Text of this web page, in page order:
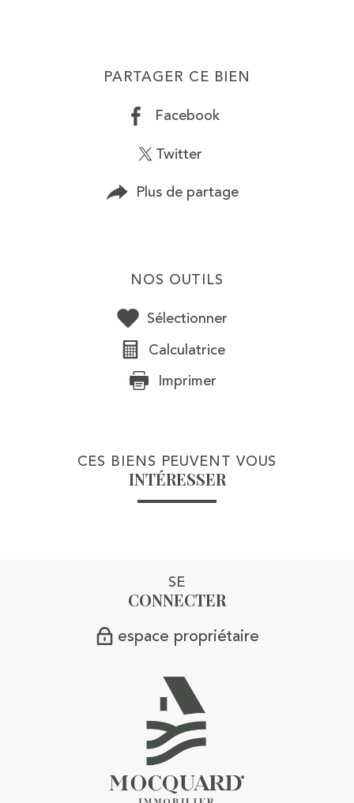
PARTAGER CE BIEN
Facebook
Twitter
Plus de partage
NOS OUTILS
Sélectionner
Calculatrice
Imprimer
CES BIENS PEUVENT VOUS
INTÉRESSER
SE
CONNECTER
espace propriétaire